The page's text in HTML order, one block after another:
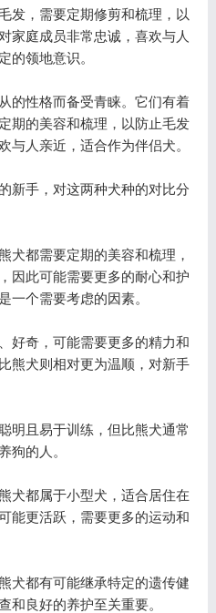
发，需要定期修剪和梳理，以
家庭成员非常忠诚，喜欢与人
的领地意识。
性格而备受青睐。它们有着
期的美容和梳理，以防止毛发
与人亲近，适合作为伴侣犬。
手，对这两种犬种的对比分
都需要定期的美容和梳理，
因此可能需要更多的耐心和护
一个需要考虑的因素。
奇，可能需要更多的精力和
熊犬则相对更为温顺，对新手
且易于训练，但比熊犬通常
狗的人。
都属于小型犬，适合居住在
能更活跃，需要更多的运动和
都有可能继承特定的遗传健
和良好的养护至关重要。